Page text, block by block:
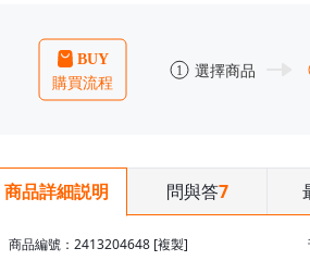
商品詳細説明 問與答7
商品編號：2413204648 [複製]